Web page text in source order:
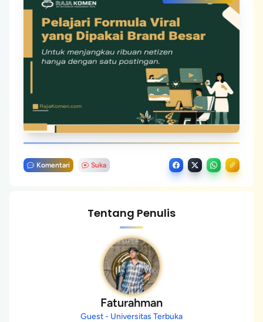
Komentari Suka
Tentang Penulis
Faturahman
Guest - Universitas Terbuka